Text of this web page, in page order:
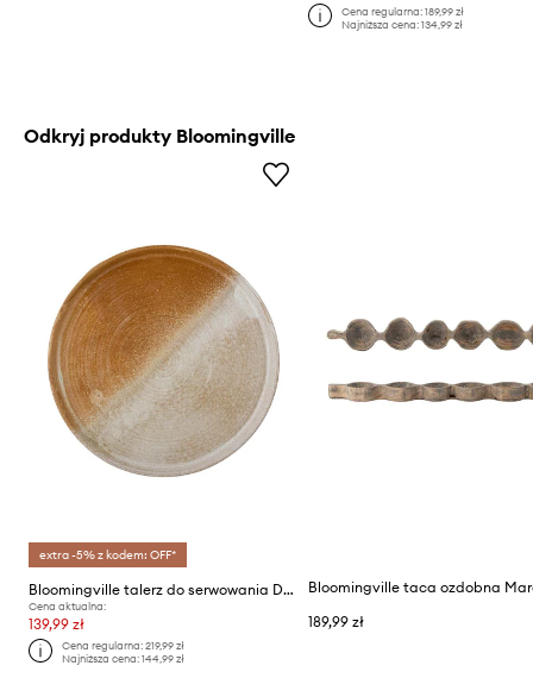
Cena regularna: 189,99 zł
Najniższa cena: 134,99 zł
Odkryj produkty Bloomingville
extra -5% z kodem: OFF*
Bloomingville talerz do serwowania Dahlia
Cena aktualna:
139,99 zł
Cena regularna:219,99 zł
Najniższa cena:144,99 zł
189,99 zł